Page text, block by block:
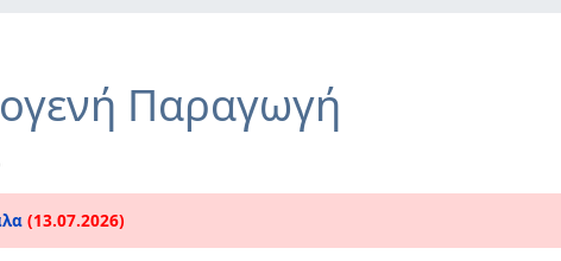
Παραγωγή
(13.07.2026)